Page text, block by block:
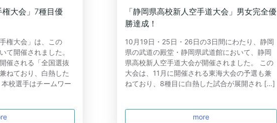
権大会」7種目優
権大会」は、この
て開催されました。
催される「全国選抜
ねており、白熱した
校選手はチームワー
「静岡県高校新人空手道大会」男女完全優
勝達成！
10月19日・25日・26日の3日間にわたり、静岡
県の武道の殿堂・静岡県武道館において、静岡
県高校新人空手道大会が開催されました。 この
大会は、11月に開催される東海大会の予選も兼
ねており、8種目に白熱した試合が展開され […]
more